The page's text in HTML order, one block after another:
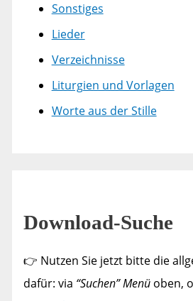
Sonstiges
Lieder
Verzeichnisse
Liturgien und Vorlagen
Worte aus der Stille
Download-Suche
👉 Nutzen Sie jetzt bitte die
dafür: via “Suchen” Menüoben,